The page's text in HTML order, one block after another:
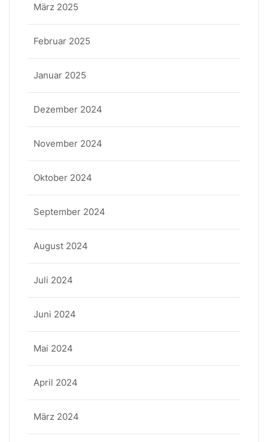
März 2025
Februar 2025
Januar 2025
Dezember 2024
November 2024
Oktober 2024
September 2024
August 2024
Juli 2024
Juni 2024
Mai 2024
April 2024
März 2024